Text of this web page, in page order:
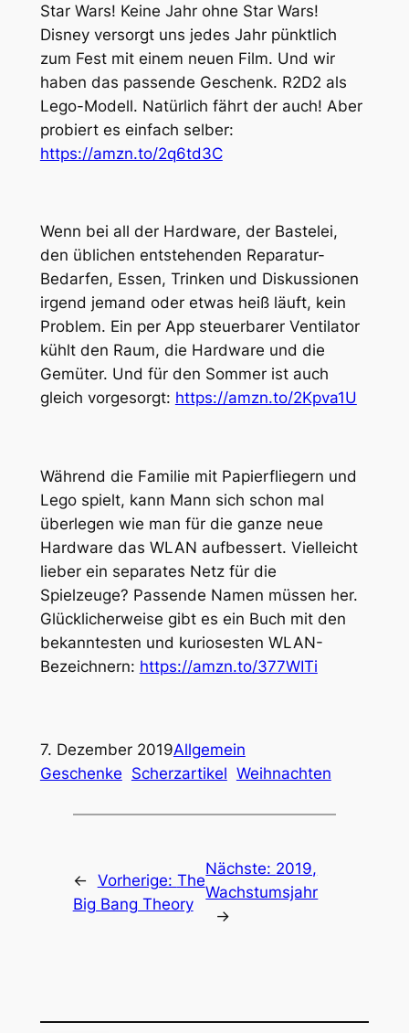
Star Wars! Keine Jahr ohne Star Wars!
Disney versorgt uns jedes Jahr pünktlich
zum Fest mit einem neuen Film. Und wir
haben das passende Geschenk. R2D2 als
Lego-Modell. Natürlich fährt der auch! Aber
probiert es einfach selber:
https://amzn.to/2q6td3C
Wenn bei all der Hardware, der Bastelei,
den üblichen entstehenden Reparatur-
Bedarfen, Essen, Trinken und Diskussionen
irgend jemand oder etwas heiß läuft, kein
Problem. Ein per App steuerbarer Ventilator
kühlt den Raum, die Hardware und die
Gemüter. Und für den Sommer ist auch
gleich vorgesorgt: https://amzn.to/2Kpva1U
Während die Familie mit Papierfliegern und
Lego spielt, kann Mann sich schon mal
überlegen wie man für die ganze neue
Hardware das WLAN aufbessert. Vielleicht
lieber ein separates Netz für die
Spielzeuge? Passende Namen müssen her.
Glücklicherweise gibt es ein Buch mit den
bekanntesten und kuriosesten WLAN-
Bezeichnern: https://amzn.to/377WITi
7. Dezember 2019Allgemein
Geschenke Scherzartikel Weihnachten
← Vorherige: The
Big Bang Theory
Nächste: 2019,
Wachstumsjahr
→